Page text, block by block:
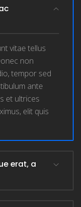
vitae tellus
non
tempor sed
ante
et ultrices
elit quis
erat, a